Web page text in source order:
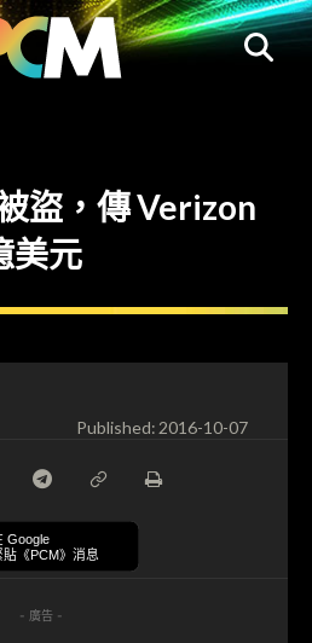
盜，傳 Verizon
美元
Published:2016-10-07
Google
貼《PCM》消息
- 廣告 -